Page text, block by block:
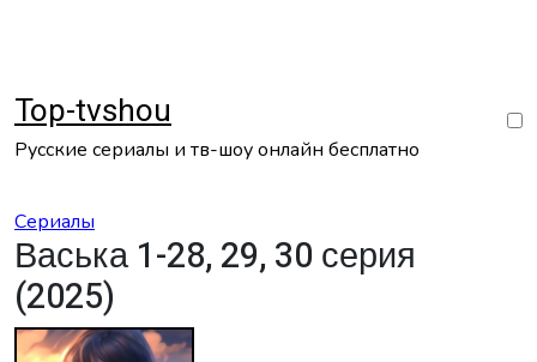
Top-tvshou
Русские сериалы и тв-шоу онлайн бесплатно
Сериалы
Васька 1-28, 29, 30 серия
(2025)